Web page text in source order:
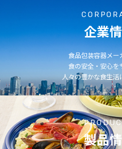
企業
食品包装容器メー
食の安全・安心を
人々の豊かな食生活
製品